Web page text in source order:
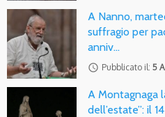
A Nanno,
suffragio per
anniv…
access_time Pubblicato il: 5
A Montagnaga
dell’estate”: il